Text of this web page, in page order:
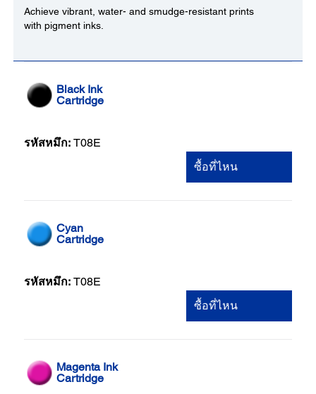
Achieve vibrant, water- and smudge-resistant prints
with pigment inks.
Black Ink
Cartridge
รหัสหมึก: T08E
ซื้อที่ไหน
Cyan
Cartridge
รหัสหมึก: T08E
ซื้อที่ไหน
Magenta Ink
Cartridge